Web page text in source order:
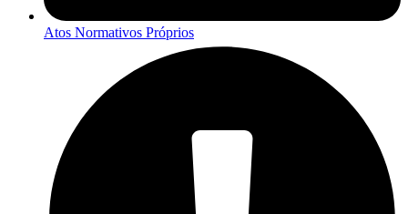
Atos Normativos Próprios